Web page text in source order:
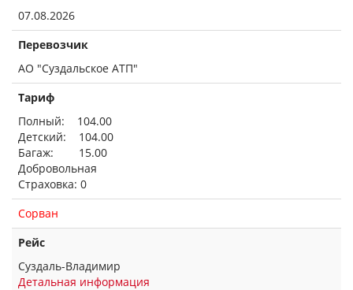
07.08.2026
Перевозчик
АО "Суздальское АТП"
Тариф
Полный: 104.00
Детский: 104.00
Багаж: 15.00
Добровольная
Страховка: 0
Сорван
Рейс
Суздаль-Владимир
Детальная информация